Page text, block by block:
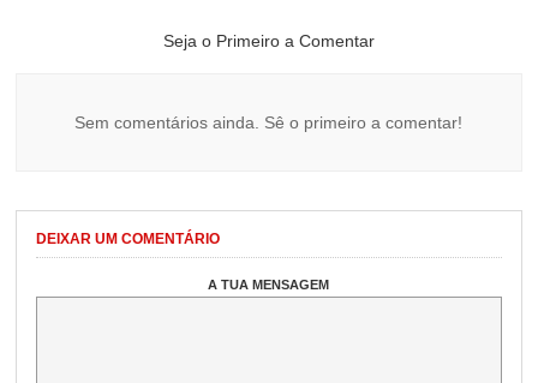
Seja o Primeiro a Comentar
Sem comentários ainda. Sê o primeiro a comentar!
DEIXAR UM COMENTÁRIO
A TUA MENSAGEM